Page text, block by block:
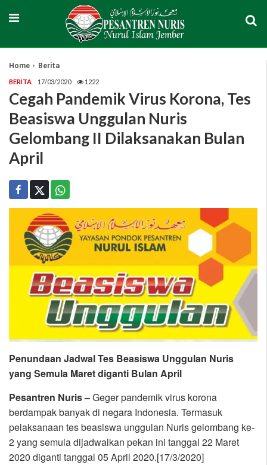
Home Berita
BERITA 17/03/2020 1222
Cegah Pandemik Virus Korona, Tes
Beasiswa Unggulan Nuris
Gelombang II Dilaksanakan Bulan
April
Penundaan Jadwal Tes Beasiswa Unggulan Nuris
yang Semula Maret diganti Bulan April
Pesantren Nuris –Geger pandemik virus korona
berdampak banyak di negara Indonesia. Termasuk
pelaksanaan tes beasiswa unggulan Nuris gelombang ke-
2 yang semula dijadwalkan pekan ini tanggal 22 Maret
2020 diganti tanggal 05 April 2020.[17/3/2020]